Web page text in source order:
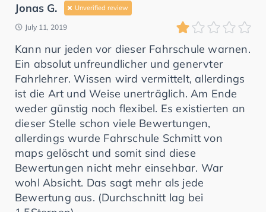
Jonas G. Unverified review
July 11, 2019
Kann nur jeden vor dieser Fahrschule warnen.
Ein absolut unfreundlicher und genervter
Fahrlehrer. Wissen wird vermittelt, allerdings
ist die Art und Weise unerträglich. Am Ende
weder günstig noch flexibel. Es existierten an
dieser Stelle schon viele Bewertungen,
allerdings wurde Fahrschule Schmitt von
maps gelöscht und somit sind diese
Bewertungen nicht mehr einsehbar. War
wohl Absicht. Das sagt mehr als jede
Bewertung aus. (Durchschnitt lag bei